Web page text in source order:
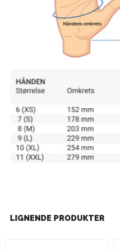
LIGNENDE PRODUKTER